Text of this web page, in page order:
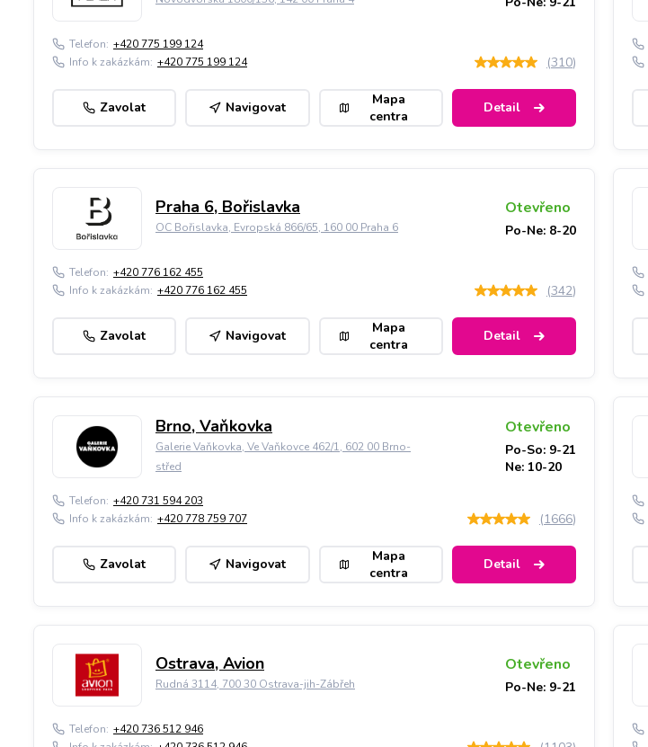
Telefon: +420 775 199 124
Info k zakázkám: +420 775 199 124 (310)
Zavolat Navigovat
Mapa
centra
Detail
Praha 6, Bořislavka
OC Bořislavka, Evropská 866/65, 160 00 Praha 6
Otevřeno
Po-Ne: 8-20
Telefon: +420 776 162 455
Info k zakázkám: +420 776 162 455 (342)
Zavolat Navigovat
Mapa
centra
Detail
Brno, Vaňkovka
Galerie Vaňkovka, Ve Vaňkovce 462/1, 602 00 Brno-
střed
Otevřeno
Po-So: 9-21
Ne: 10-20
Telefon: +420 731 594 203
Info k zakázkám: +420 778 759 707 (1666)
Zavolat Navigovat
Mapa
centra
Detail
Ostrava, Avion
Rudná 3114, 700 30 Ostrava-jih-Zábřeh
Otevřeno
Po-Ne: 9-21
Telefon: +420 736 512 946